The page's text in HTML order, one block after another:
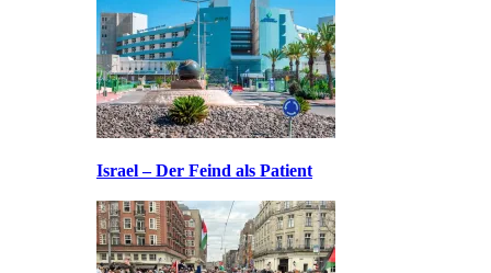
Israel – Der Feind als Patient